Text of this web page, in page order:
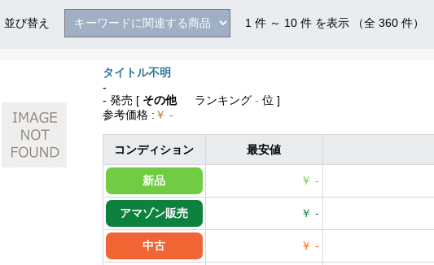
並び替え 1 件 ～ 10 件 を表示 （全 360 件）
タイトル不明
-
- 発売 [ その他 ランキング - 位 ]
参考価格 : ￥ -
コンディション 最安値
新品 ￥ -
アマゾン販売 ￥ -
中古 ￥ -